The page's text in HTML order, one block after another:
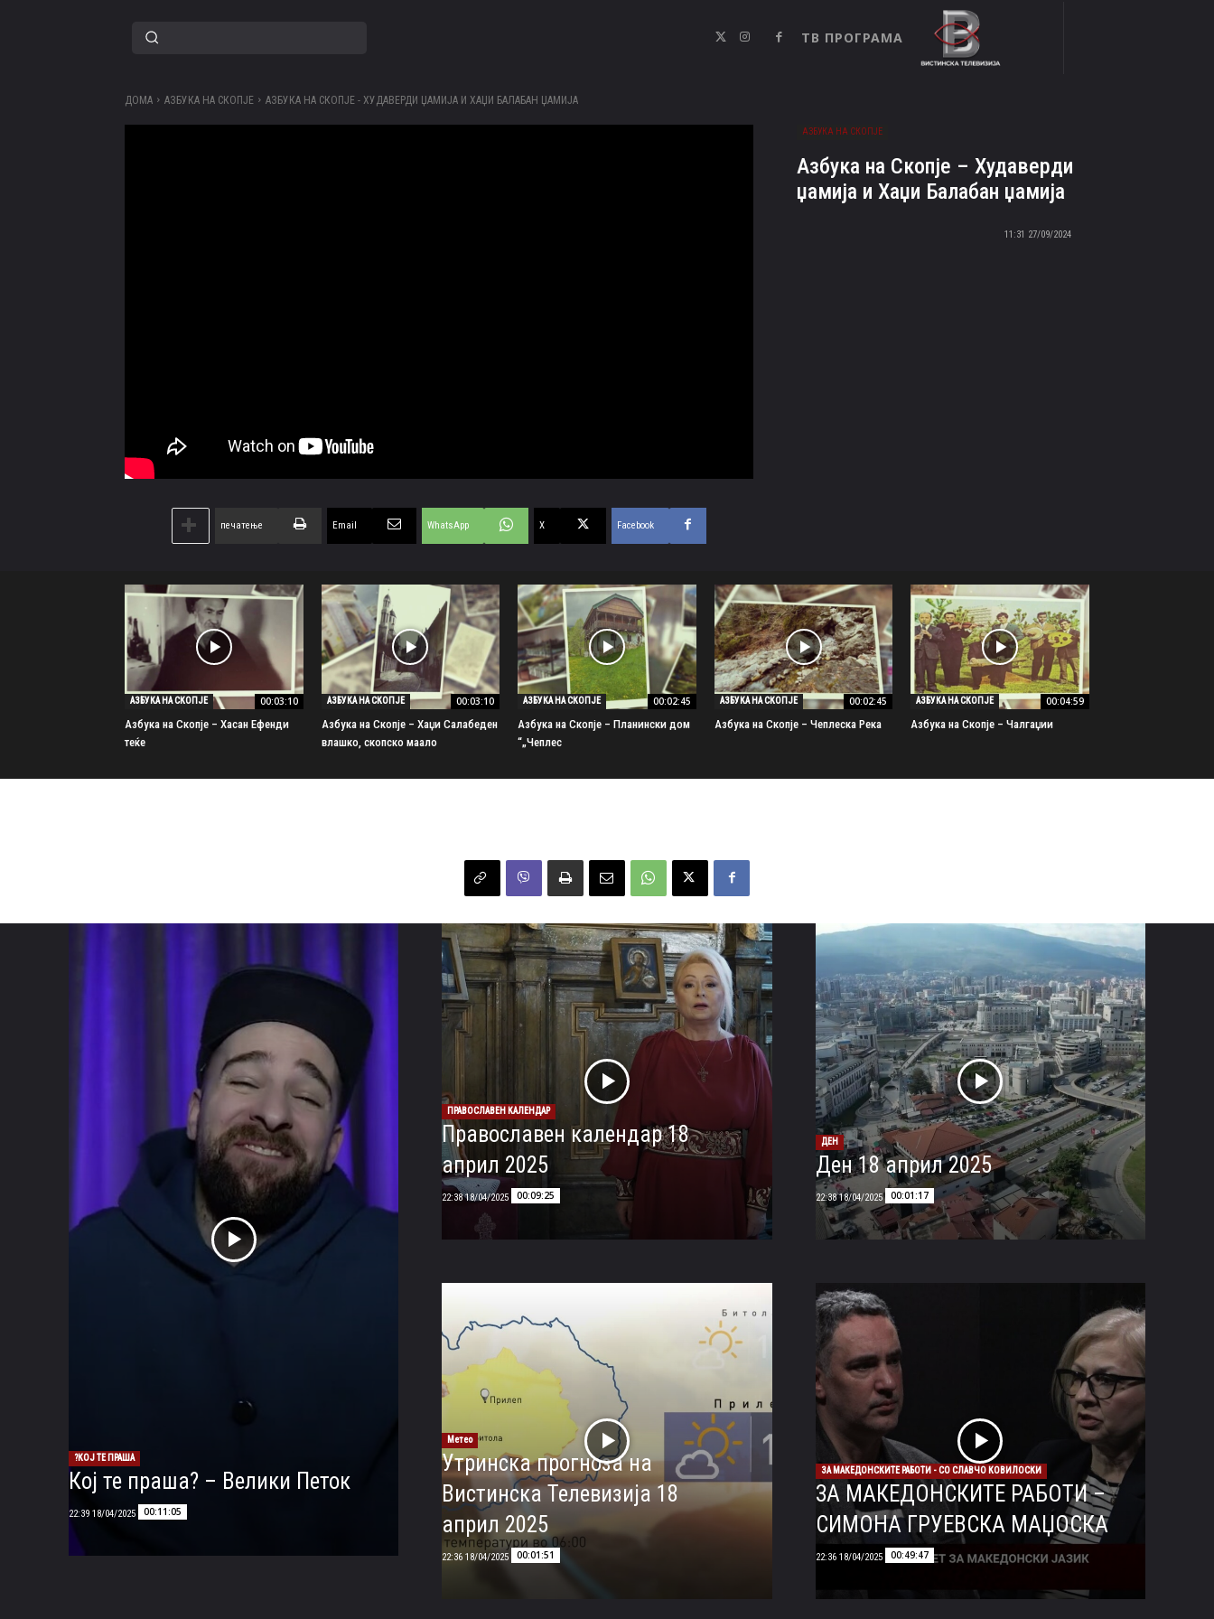
ТВ ПРОГРАМА
ДОМА АЗБУКА НА СКОПЈЕ АЗБУКА НА СКОПЈЕ - ХУДАВЕРДИ ЏАМИЈА И ХАЏИ БАЛАБАН ЏАМИЈА
Facebook
X
WhatsApp
Email
печатење
АЗБУКА НА СКОПЈЕ
Азбука на Скопје – Худаверди
џамија и Хаџи Балабан џамија
27/09/2024 11:31
АЗБУКА НА СКОПЈЕ 00:04:59
Азбука на Скопје – Чалгаџии
АЗБУКА НА СКОПЈЕ 00:02:45
Азбука на Скопје – Чеплеска Река
АЗБУКА НА СКОПЈЕ 00:02:45
Азбука на Скопје – Планински дом
„Чеплес“
АЗБУКА НА СКОПЈЕ 00:03:10
Азбука на Скопје – Хаџи Салабеден
влашко, скопско маало
АЗБУКА НА СКОПЈЕ 00:03:10
Азбука на Скопје – Хасан Ефенди
теќе
КОЈ ТЕ ПРАША?
Кој те праша? – Велики Петок
00:11:05
18/04/2025 22:39
ПРАВОСЛАВЕН КАЛЕНДАР
Православен календар 18
април 2025
00:09:25
18/04/2025 22:38
Метео
Утринска прогноза на
Вистинска Телевизија 18
април 2025
00:01:51
18/04/2025 22:36
ДЕН
Ден 18 април 2025
00:01:17
18/04/2025 22:38
ЗА МАКЕДОНСКИТЕ РАБОТИ - СО СЛАВЧО КОВИЛОСКИ
ЗА МАКЕДОНСКИТЕ РАБОТИ –
СИМОНА ГРУЕВСКА МАЏОСКА
00:49:47
18/04/2025 22:36